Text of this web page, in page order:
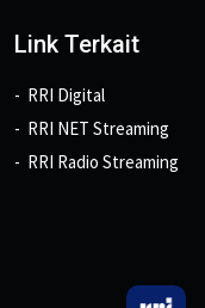
Link Terkait
RRI Digital
RRI NET Streaming
RRI Radio Streaming